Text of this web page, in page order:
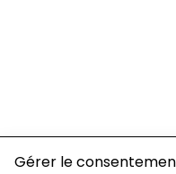
Gérer le